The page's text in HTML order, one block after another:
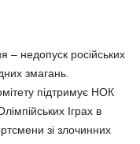
– недопуск російських
змагань.
підтримує НОК
Іграх в
зі злочинних